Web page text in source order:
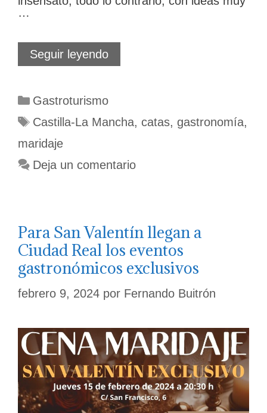
…
Seguir leyendoDescubriendo
diamantes
Categorías
Gastroturismo
Etiquetas
Castilla-La Mancha, catas, gastronomía,
maridaje
Deja un comentario
Para San Valentín llegan a
Ciudad Real los eventos
gastronómicos exclusivos
febrero 9, 2024 por Fernando Buitrón